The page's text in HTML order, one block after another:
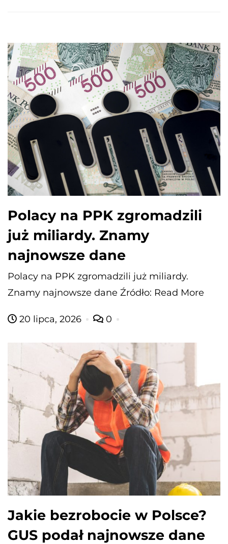
Polacy na PPK zgromadzili
już miliardy. Znamy
najnowsze dane
Polacy na PPK zgromadzili już miliardy.
Znamy najnowsze dane Źródło: Read More
20 lipca, 2026 0
Jakie bezrobocie w Polsce?
GUS podał najnowsze dane